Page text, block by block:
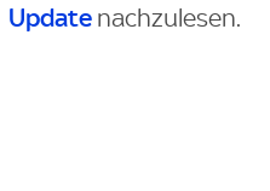
Update nachzulesen.